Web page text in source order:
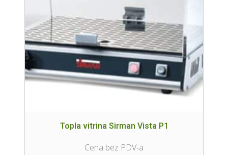
Topla vitrina Sirman Vista P1